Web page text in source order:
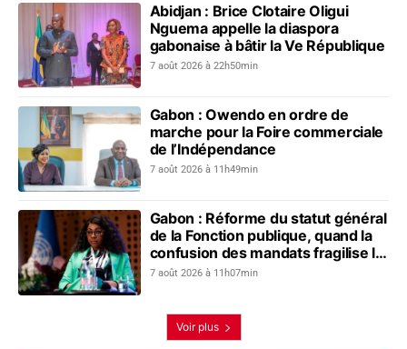
Abidjan : Brice Clotaire Oligui
Nguema appelle la diaspora
gabonaise à bâtir la Ve République
7 août 2026 à 22h50min
Gabon : Owendo en ordre de
marche pour la Foire commerciale
de l’Indépendance
7 août 2026 à 11h49min
Gabon : Réforme du statut général
de la Fonction publique, quand la
confusion des mandats fragilise le
dialogue social
7 août 2026 à 11h07min
Voir plus